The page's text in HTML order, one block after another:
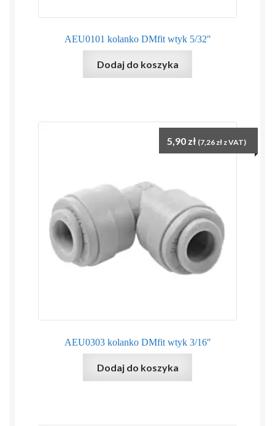
AEU0101 kolanko DMfit wtyk 5/32″
Dodaj do koszyka
AEU0303 kolanko DMfit wtyk 3/16″
5,90 zł (7,26 zł z VAT)
Dodaj do koszyka